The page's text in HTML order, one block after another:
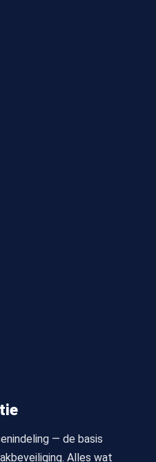
— de basis
Alles wat